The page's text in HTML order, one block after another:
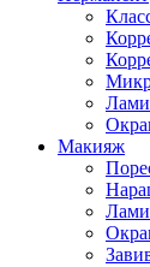
Макияж